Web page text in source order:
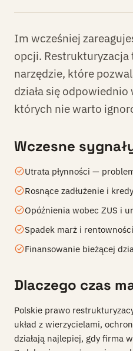
Im wcześniej
opcji.
narzędzie, które
działa się odpowiednio
których nie warto
Wczesne
Utrata płynności —
Rosnące zadłużenie i
Opóźnienia wobec ZUS i
Spadek marż i
Finansowanie bieżącej
Dlaczego czas
Polskie prawo
układ z wierzycielami,
działają najlepiej, gdy firma